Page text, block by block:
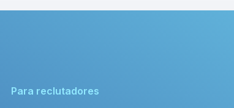
Para reclutadores